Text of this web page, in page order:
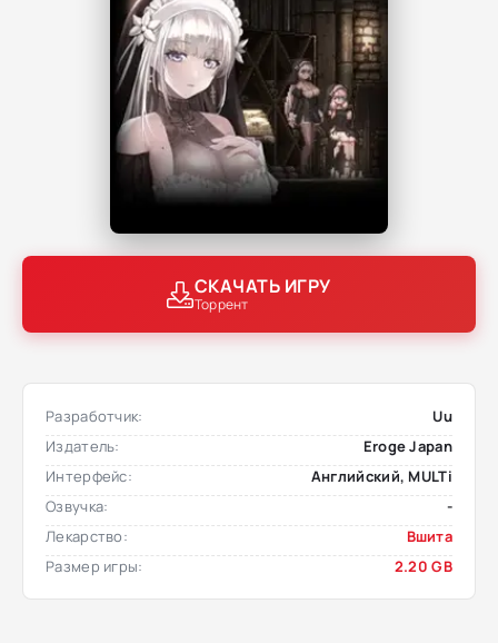
СКАЧАТЬ ИГРУ
Торрент
Разработчик:
Uu
Издатель:
Eroge Japan
Интерфейс:
Английский, MULTi
Озвучка:
-
Лекарство:
Вшита
Размер игры:
2.20 GB